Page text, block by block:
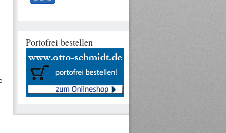
Portofrei bestellen